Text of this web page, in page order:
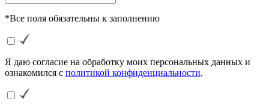
*Все поля обязательны к заполнению
Я даю согласие на обработку моих персональных данных и
ознакомился с политикой конфиденциальности.